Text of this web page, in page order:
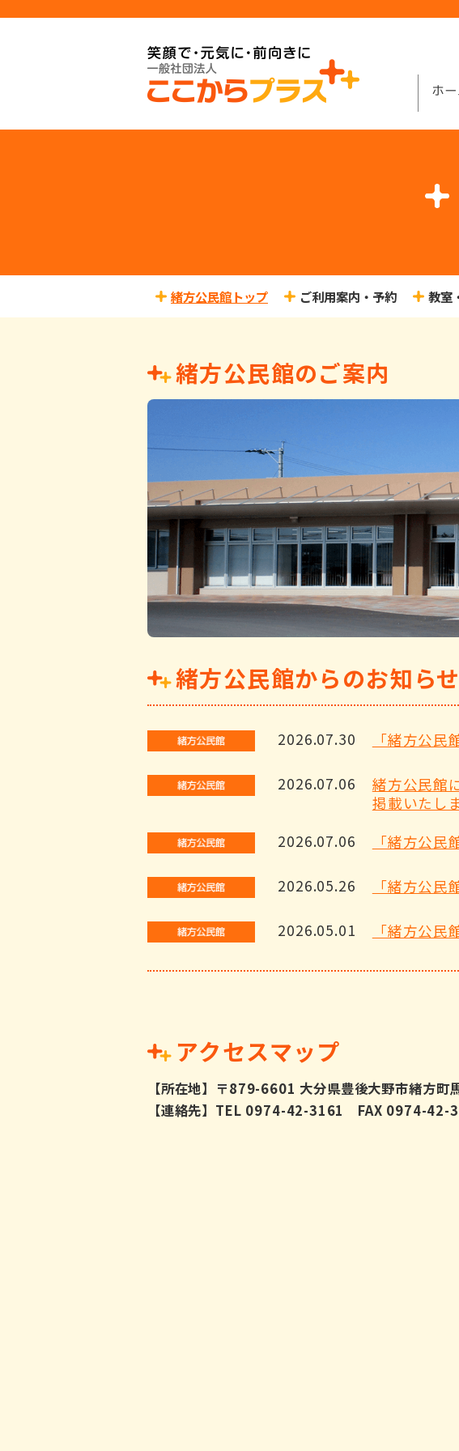
緒方公民館トップ ご利用案内・予約 教室
緒方公民館のご案内
緒方公民館からのお知らせ
2026.07.30 「緒方公
2026.07.06
緒方公民館
掲載いたし
2026.07.06
「緒方公
2026.05.26 「緒方公
2026.05.01 「緒方公
アクセスマップ
【所在地】〒879-6601 大分県豊後大野市緒方町
【連絡先】TEL 0974-42-3161 FAX 0974-42-